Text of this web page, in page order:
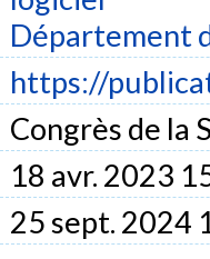
Département
https://
Congrès de la
18 avr. 2023
25 sept. 2024